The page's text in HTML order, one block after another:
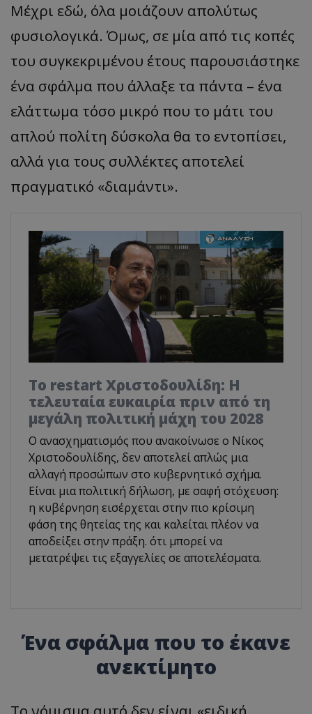
Μέχρι εδώ, όλα μοιάζουν απολύτως
φυσιολογικά. Όμως, σε μία από τις κοπές
του συγκεκριμένου έτους παρουσιάστηκε
ένα σφάλμα που άλλαξε τα πάντα – ένα
ελάττωμα τόσο μικρό που το μάτι του
απλού πολίτη δύσκολα θα το εντοπίσει,
αλλά για τους συλλέκτες αποτελεί
πραγματικό «διαμάντι».
Το restart Χριστοδουλίδη: Η
τελευταία ευκαιρία πριν από τη
μεγάλη πολιτική μάχη του 2028
Ο ανασχηματισμός που ανακοίνωσε ο Νίκος
Χριστοδουλίδης, δεν αποτελεί απλώς μια
αλλαγή προσώπων στο κυβερνητικό σχήμα.
Είναι μια πολιτική δήλωση, με σαφή στόχευση:
η κυβέρνηση εισέρχεται στην πιο κρίσιμη
φάση της θητείας της και καλείται πλέον να
αποδείξει στην πράξη. ότι μπορεί να
μετατρέψει τις εξαγγελίες σε αποτελέσματα.
Ένα σφάλμα που το έκανε
ανεκτίμητο